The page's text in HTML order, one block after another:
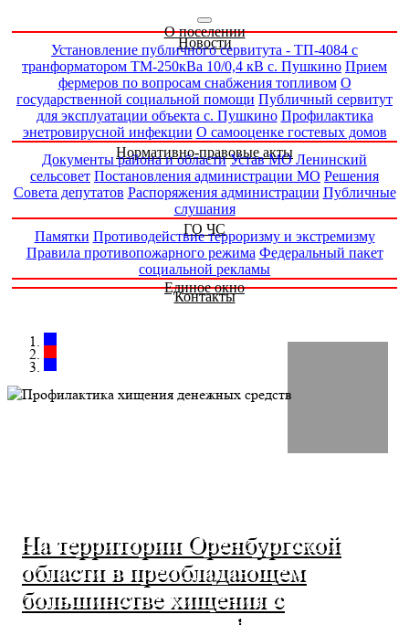
О поселении
Новости
Установление публичного сервитута - ТП-4084 с
транформатором ТМ-250кВа 10/0,4 кВ с. Пушкино Прием
фермеров по вопросам снабжения топливом О
государственной социальной помощи Публичный сервитут
для эксплуатации объекта с. Пушкино Профилактика
энетровирусной инфекции О самооценке гостевых домов
Нормативно-правовые акты
Документы района и области Устав МО Ленинский
сельсовет Постановления администрации МО Решения
Совета депутатов Распоряжения администрации Публичные
слушания
ГО ЧС
Памятки Противодействие терроризму и экстремизму
Правила противопожарного режима Федеральный пакет
социальной рекламы
Единое окно
Контакты
На территории Оренбургской
области в преобладающем
большинстве хищения с